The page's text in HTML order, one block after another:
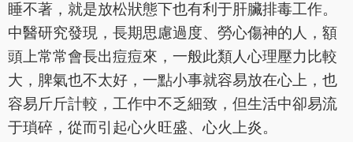
睡不著，就是放松狀態下也有利于肝臟排毒工作。
中醫研究發現，長期思慮過度、勞心傷神的人，額
頭上常常會長出痘痘來，一般此類人心理壓力比較
大，脾氣也不太好，一點小事就容易放在心上，也
容易斤斤計較，工作中不乏細致，但生活中卻易流
于瑣碎，從而引起心火旺盛、心火上炎。